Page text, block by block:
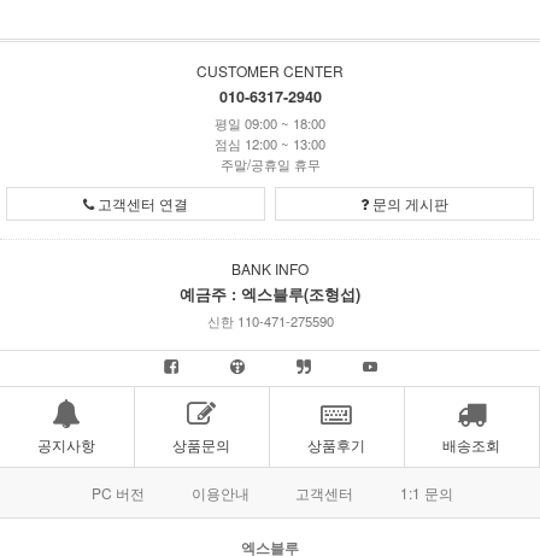
CUSTOMER CENTER
010-6317-2940
평일 09:00 ~ 18:00
점심 12:00 ~ 13:00
주말/공휴일 휴무
고객센터 연결 문의 게시판
BANK INFO
예금주 : 엑스블루(조형섭)
신한 110-471-275590
공지사항 상품문의 상품후기 배송조회
PC 버전 이용안내 고객센터 1:1 문의
엑스블루